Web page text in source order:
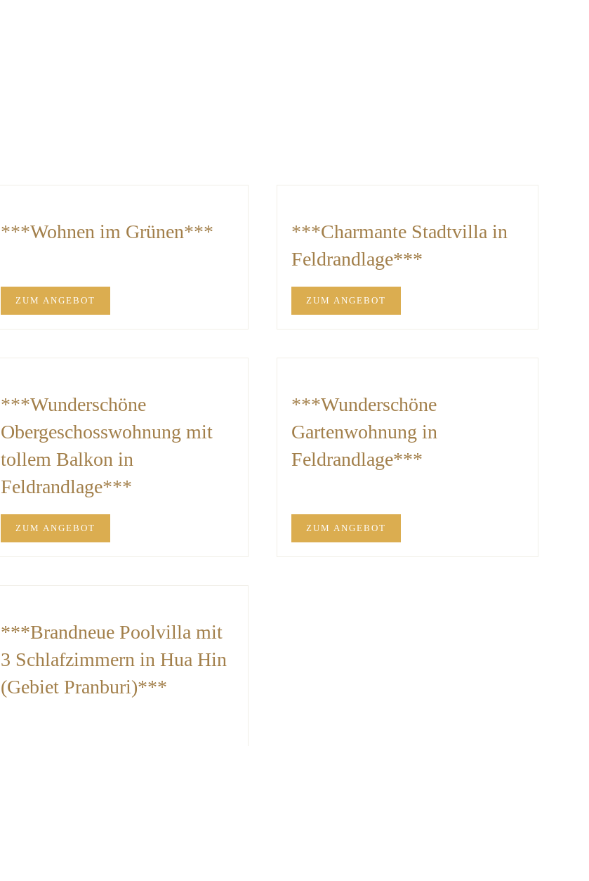
***Wohnen im Grünen***
ZUM ANGEBOT
***Charmante Stadtvilla in
Feldrandlage***
ZUM ANGEBOT
***Wunderschöne
Obergeschosswohnung mit
tollem Balkon in
Feldrandlage***
ZUM ANGEBOT
***Wunderschöne
Gartenwohnung in
Feldrandlage***
ZUM ANGEBOT
***Brandneue Poolvilla mit
3 Schlafzimmern in Hua Hin
(Gebiet Pranburi)***